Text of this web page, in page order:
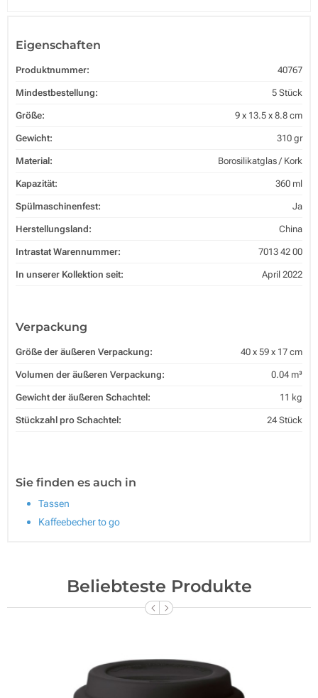
Eigenschaften
Produktnummer: 40767
Mindestbestellung: 5 Stück
Größe: 9 x 13.5 x 8.8 cm
Gewicht: 310 gr
Material: Borosilikatglas / Kork
Kapazität: 360 ml
Spülmaschinenfest: Ja
Herstellungsland: China
Intrastat Warennummer: 7013 42 00
In unserer Kollektion seit: April 2022
Verpackung
Größe der äußeren Verpackung: 40 x 59 x 17 cm
Volumen der äußeren Verpackung: 0.04 m³
Gewicht der äußeren Schachtel: 11 kg
Stückzahl pro Schachtel: 24 Stück
Sie finden es auch in
Tassen
Kaffeebecher to go
Beliebteste Produkte